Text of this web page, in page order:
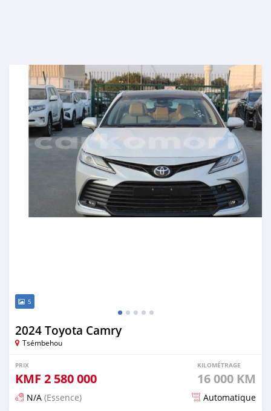
5
2024 Toyota Camry
Tsémbehou
PRIX
KMF 2 580 000
KILOMÉTRAGE
16 000 KM
N/A (Essence) Automatique